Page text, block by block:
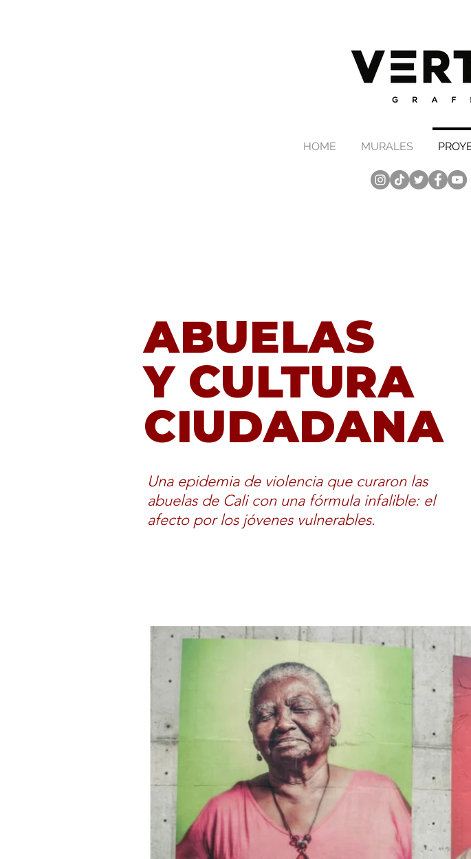
HOME MURALES
ABUELAS
Y CULTURA
CIUDADANA
Una epidemia de violencia que curaron las
abuelas de Cali con una fórmula infalible: el
afecto por los jóvenes vulnerables.